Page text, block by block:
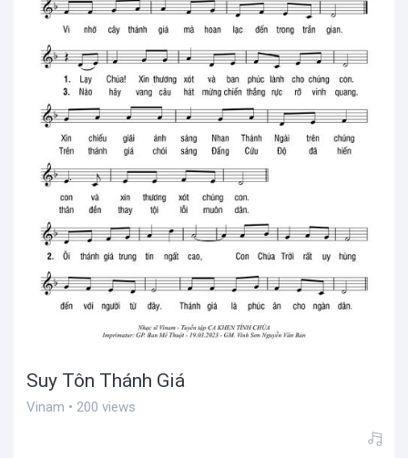
Suy Tôn Thánh Giá
Vinam • 200 views